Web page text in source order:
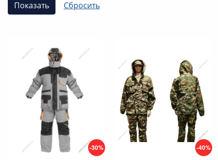
-30% -40%